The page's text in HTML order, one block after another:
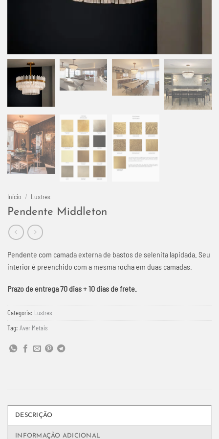
Início / Lustres
Pendente Middleton
Pendente com camada externa de bastos de selenita lapidada. Seu
interior é preenchido com a mesma rocha em duas camadas.
Prazo de entrega 70 dias + 10 dias de frete.
Categoria: Lustres
Tag: Aver Metais
DESCRIÇÃO
INFORMAÇÃO ADICIONAL